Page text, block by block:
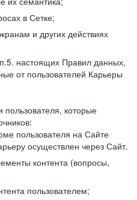
в Сетке;
и других действиях
настоящих Правил данных,
от пользователей Карьеры
которые
пользователя на Сайте
осуществлен через Сайт.
контента (вопросы,
пользователем;